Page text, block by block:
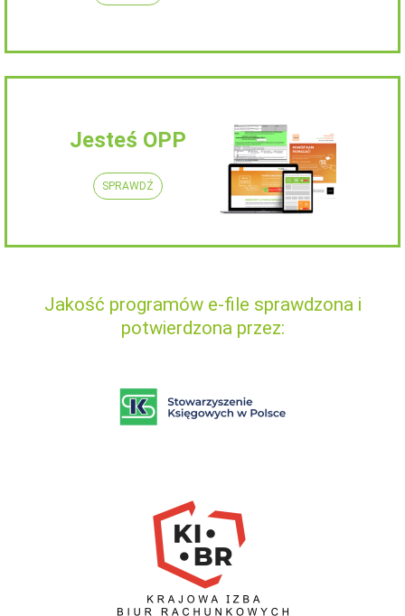
Jesteś OPP
SPRAWDŹ
Jakość programów e-file sprawdzona i
potwierdzona przez: